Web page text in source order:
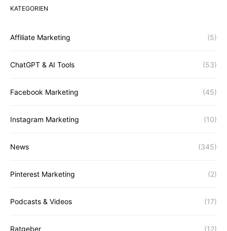
KATEGORIEN
Affiliate Marketing (5)
ChatGPT & AI Tools (53)
Facebook Marketing (45)
Instagram Marketing (10)
News (345)
Pinterest Marketing (2)
Podcasts & Videos (17)
Ratgeber (12)